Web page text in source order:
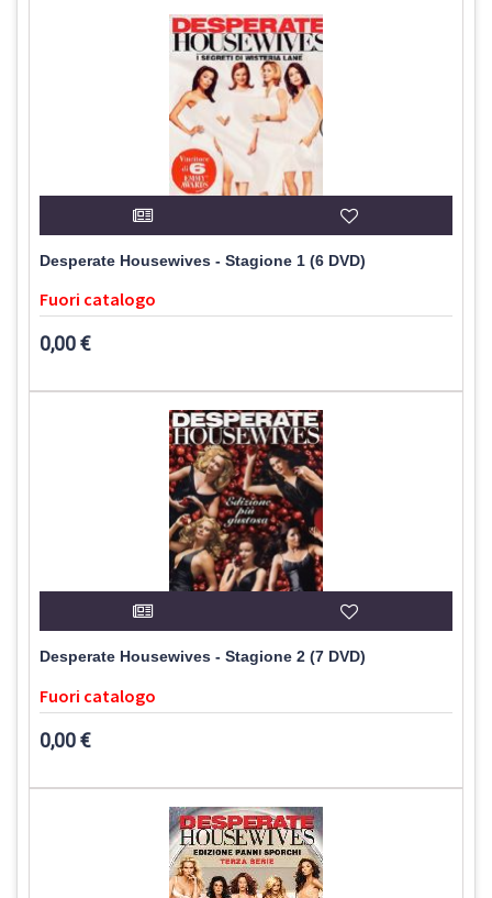
Desperate Housewives - Stagione 1 (6 DVD)
Fuori catalogo
0,00 €
Desperate Housewives - Stagione 2 (7 DVD)
Fuori catalogo
0,00 €